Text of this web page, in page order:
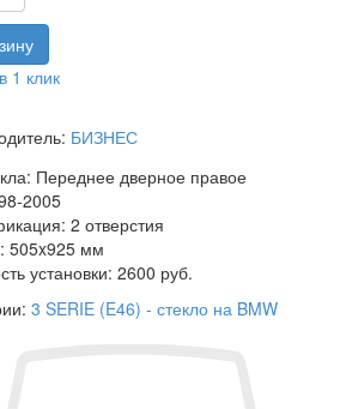
1 клик
БИЗНЕС
Переднее дверное правое
2005
2 отверстия
505x925 мм
установки: 2600 руб.
3 SERIE (E46) - стекло на BMW